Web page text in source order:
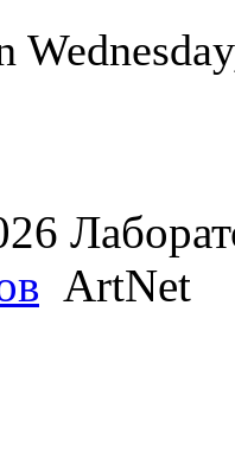
ArtNet